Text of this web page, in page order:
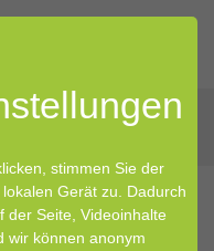
stimmen Sie der
Gerät zu. Dadurch
der Seite, Videoinhalte
wir können anonym